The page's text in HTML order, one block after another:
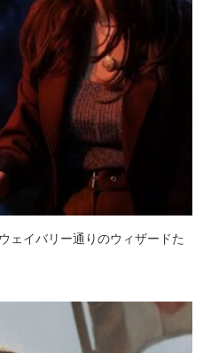
ェイバリー通りのウィザードた